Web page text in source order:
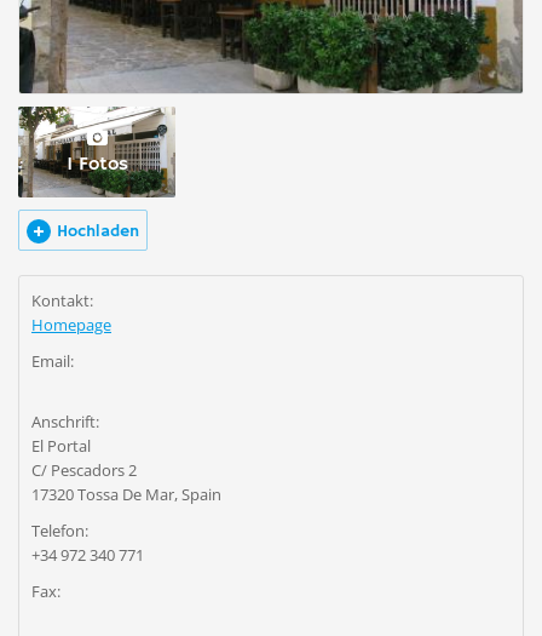
1 Fotos
Hochladen
Kontakt:
Homepage
Email:
Anschrift:
El Portal
C/ Pescadors 2
17320 Tossa De Mar, Spain
Telefon:
+34 972 340 771
Fax: